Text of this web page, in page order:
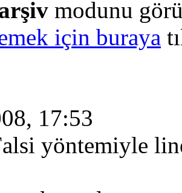
modunu
için buraya
17:53
yöntemiyle